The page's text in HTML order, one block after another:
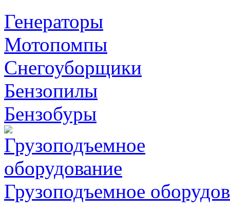
Генераторы
Мотопомпы
Снегоуборщики
Бензопилы
Бензобуры
Грузоподъемное